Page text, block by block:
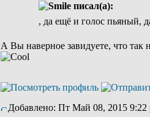
писал(а):
, да ещё и голос пьяный,
А Вы наверное завидуете, что так
Добавлено: Пт Май 08, 2015 9:22